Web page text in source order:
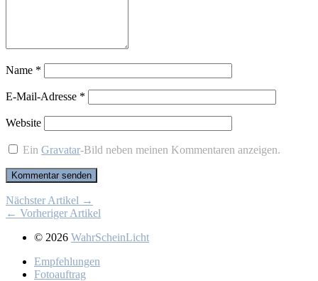
Name *
E-Mail-Adresse *
Website
EinGravatar-Bild neben meinen Kommentaren anzeigen.
Nächster Artikel →
← Vorheriger Artikel
© 2026 WahrScheinLicht
Emp­feh­lun­gen
Fo­to­auf­trag